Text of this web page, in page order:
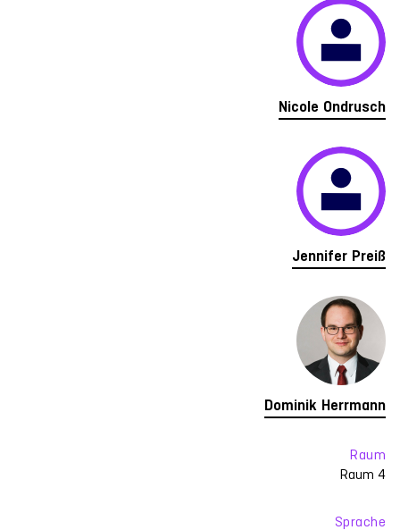
Nicole Ondrusch
Jennifer Preiß
Dominik Herrmann
Raum
Raum 4
Sprache